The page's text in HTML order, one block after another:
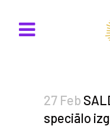
27 Feb
speciālo